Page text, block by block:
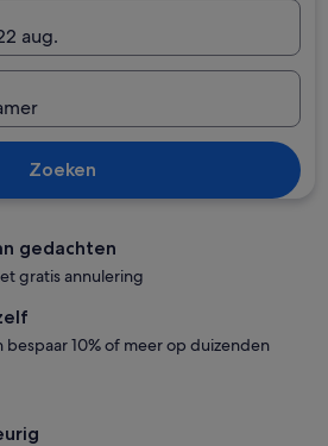
aug.
Zoeken
gedachten
gratis annulering
bespaar 10% of meer op duizenden